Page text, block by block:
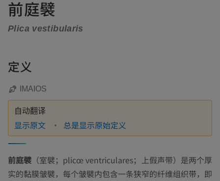
前庭襞
Plica vestibularis
定义
IMAIOS
自动翻译
显示原文 总是显示原始定义
前庭襞 （室襞； plicœ ventriculares；上假声带）是两个厚
实的黏膜皱襞，每个皱襞内包含一条狭窄的纤维组织带，即